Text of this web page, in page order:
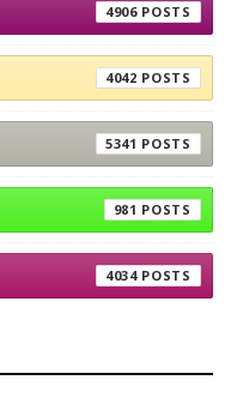
4906
4042
5341
981
4034